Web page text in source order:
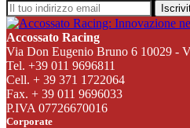
Accossato Racing
Via Don Eugenio Bruno 6 10029 -
Tel. +39 011 9696811
Cell. + 39 371 1722064
Fax. + 39 011 9696033
P.IVA 07726670016
Corporate